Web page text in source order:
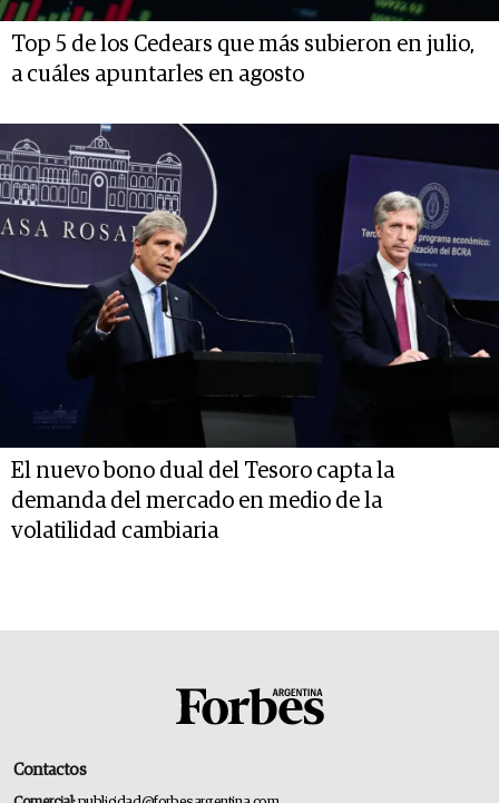
Top 5 de los Cedears que más subieron en julio,
a cuáles apuntarles en agosto
El nuevo bono dual del Tesoro capta la
demanda del mercado en medio de la
volatilidad cambiaria
Contactos